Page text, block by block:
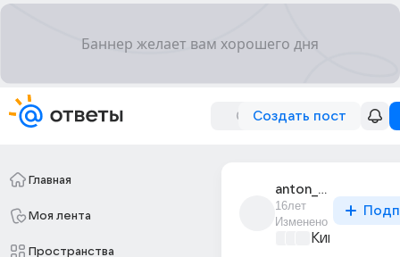
Создать пост
Главная
Моя лента
Пространства
anton_oreshkin_1
16лет
Изменено
Киномания